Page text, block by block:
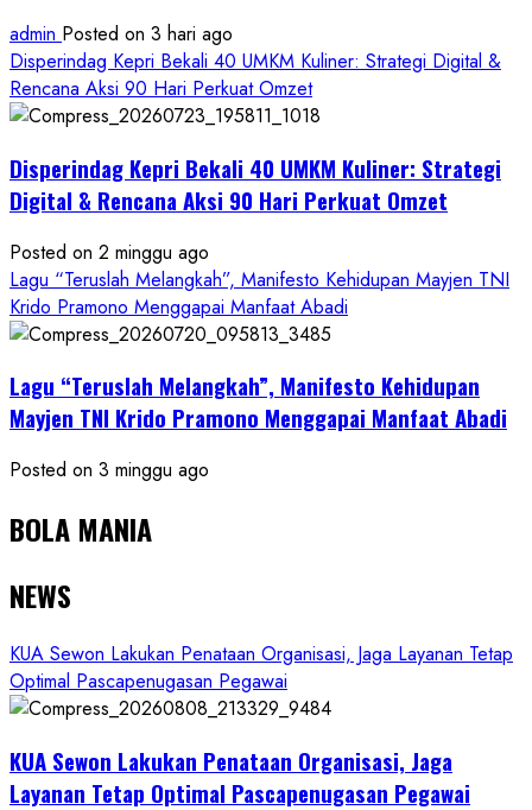
admin Posted on 3 hari ago
Disperindag Kepri Bekali 40 UMKM Kuliner: Strategi Digital &
Rencana Aksi 90 Hari Perkuat Omzet
Disperindag Kepri Bekali 40 UMKM Kuliner: Strategi
Digital & Rencana Aksi 90 Hari Perkuat Omzet
Posted on 2 minggu ago
Lagu “Teruslah Melangkah”, Manifesto Kehidupan Mayjen TNI
Krido Pramono Menggapai Manfaat Abadi
Lagu “Teruslah Melangkah”, Manifesto Kehidupan
Mayjen TNI Krido Pramono Menggapai Manfaat Abadi
Posted on 3 minggu ago
BOLA MANIA
NEWS
KUA Sewon Lakukan Penataan Organisasi, Jaga Layanan Tetap
Optimal Pascapenugasan Pegawai
KUA Sewon Lakukan Penataan Organisasi, Jaga
Layanan Tetap Optimal Pascapenugasan Pegawai